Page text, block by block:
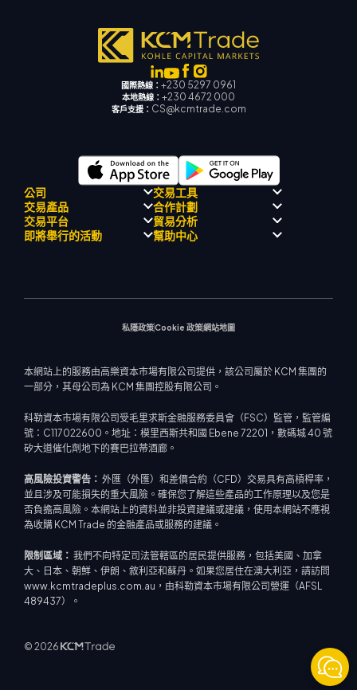
國際熱線： +230 5297 0961
本地熱線： +230 4672 000
客戶支援： CS@kcmtrade.com
公司
監理合規性
關於
飄移隊
交易工具
師
交易產品
外匯
貴金屬
合作計劃
介紹經紀人計劃
交易平台 貿易分析
即將舉行的活動 幫助中心
私隱政策Cookie 政策網站地圖
本網站上的服務由高樂資本市場有限公司提供，該公司屬於 KCM 集團的
一部分，其母公司為 KCM 集團控股有限公司。
科勒資本市場有限公司受毛里求斯金融服務委員會（FSC）監管，監管編
號：C117022600。地址：模里西斯共和國 Ebene 72201，數碼城 40 號
矽大道催化劑地下的賽巴拉蒂酒廊。
高風險投資警告： 外匯（外匯）和差價合約（CFD）交易具有高槓桿率，
並且涉及可能損失的重大風險。確保您了解這些產品的工作原理以及您是
否負擔高風險。本網站上的資料並非投資建議或建議，使用本網站不應視
為收購 KCM Trade 的金融產品或服務的建議。
限制區域： 我們不向特定司法管轄區的居民提供服務，包括美國、加拿
大、日本、朝鮮、伊朗、敘利亞和蘇丹。如果您居住在澳大利亞，請訪問
www.kcmtradeplus.com.au，由科勒資本市場有限公司營運（AFSL
489437）。
© 2026